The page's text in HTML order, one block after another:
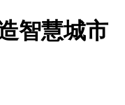
智慧城市